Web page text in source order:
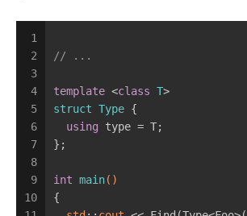
1
2
3
4
5
6
7
8
9
10
// ...
template <class T>
struct Type {
using type = T;
};
int main()
{